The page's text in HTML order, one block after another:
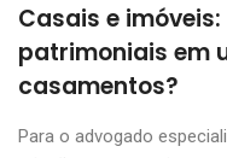
Casais e
patrimoniais em
casamentos?
Para o advogado